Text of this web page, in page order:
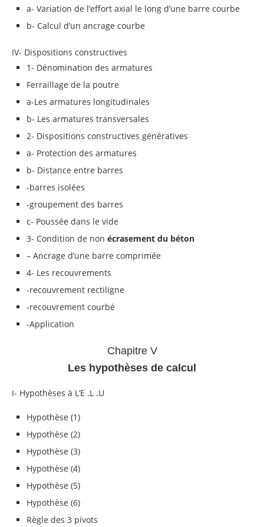
a- Variation de l’effort axial le long d’une barre courbe
b- Calcul d’un ancrage courbe
IV- Dispositions constructives
1- Dénomination des armatures
Ferraillage de la poutre
a-Les armatures longitudinales
b- Les armatures transversales
2- Dispositions constructives génératives
a- Protection des armatures
b- Distance entre barres
-barres isolées
-groupement des barres
c- Poussée dans le vide
3- Condition de non écrasement du béton
– Ancrage d’une barre comprimée
4- Les recouvrements
-recouvrement rectiligne
-recouvrement courbé
-Application
Chapitre V
Les hypothèses de calcul
I- Hypothèses à L’E .L .U
Hypothèse (1)
Hypothèse (2)
Hypothèse (3)
Hypothèse (4)
Hypothèse (5)
Hypothèse (6)
Règle des 3 pivots